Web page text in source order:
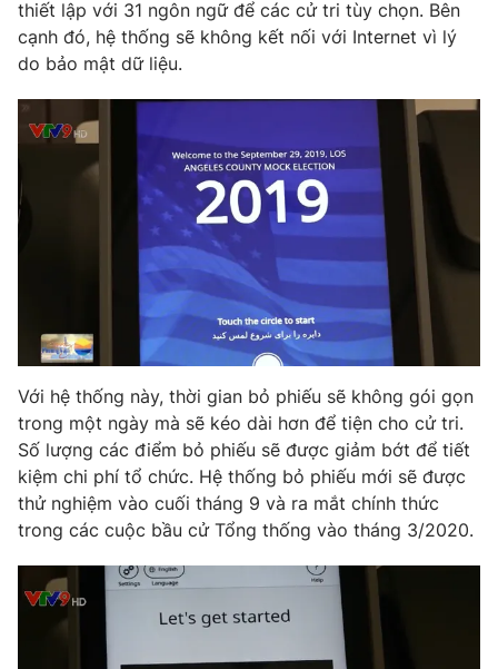
Góc doanh nghiệp
Truyền hình
Hậu trường
Khán giả
Giải trí
Âm nhạc
Đời sống
Du lịch
Chất lượng cuộc sống
Học trực tuyến
Hitech Công nghệ tương lai
Sản phẩm
Thị trường
Tư vấn
Giao lưu trực tuyến
Lịch phát sóng
Chuyên mục khác
Photo Infographic
thiết lập với 31 ngôn ngữ để các cử tri tùy chọn. Bên
cạnh đó, hệ thống sẽ không kết nối với Internet vì lý
do bảo mật dữ liệu.
Với hệ thống này, thời gian bỏ phiếu sẽ không gói gọn
trong một ngày mà sẽ kéo dài hơn để tiện cho cử tri.
Số lượng các điểm bỏ phiếu sẽ được giảm bớt để tiết
kiệm chi phí tổ chức. Hệ thống bỏ phiếu mới sẽ được
thử nghiệm vào cuối tháng 9 và ra mắt chính thức
trong các cuộc bầu cử Tổng thống vào tháng 3/2020.